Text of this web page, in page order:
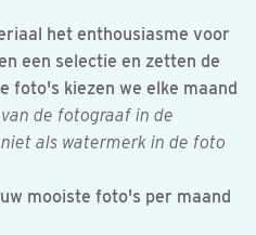
het enthousiasme voor
een selectie en zetten de
foto's kiezen we elke maand
de fotograaf in de
als watermerk in de foto
mooiste foto's per maand